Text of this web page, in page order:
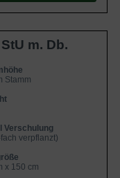
m. Db.
Stamm
Verschulung
verpflanzt)
x 150 cm